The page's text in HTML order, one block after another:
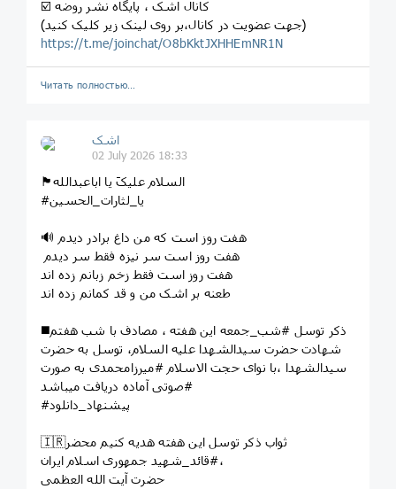
☑️ کانال اشک ، پایگاه نشر روضه
(جهت عضویت در کانال،بر روی لینک زیر کلیک کنید)
https://t.me/joinchat/O8bKktJXHHEmNR1N
Читать полностью…
اشک
02 July 2026 18:33
🏴السلام علیکَ یا اباعبدالله
#یا_لثارات_الحسین
🔊 هفت روز است که من داغ برادر دیدم
هفت روز است سر نیزه فقط سر دیدم
هفت روز است فقط زخم زبانم زده اند
طعنه بر اشک من و قد کمانم زده اند
◼️ذکر توسل #شب_جمعه این هفته ، مصادف با شب هفتم
شهادت حضرت سیدالشهدا علیه السلام، توسل به حضرت
سیدالشهدا ،با نوای حجت الاسلام #میرزامحمدی به صورت
#صوتی آماده دریافت میباشد
#پیشنهاد_دانلود
🇮🇷ثواب ذکر توسل این هفته هدیه کنیم محضر
#قائد_شهید جمهوری اسلام ایران،
حضرت آیت الله العظمی